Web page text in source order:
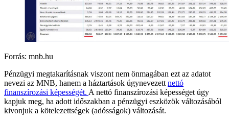
Forrás: mnb.hu
Pénzügyi megtakarításnak viszont nem önmagában ezt az adatot
nevezi az MNB, hanem a háztartások úgynevezett nettó
finanszírozási képességét. A nettó finanszírozási képességet úgy
kapjuk meg, ha adott időszakban a pénzügyi eszközök változásából
kivonjuk a kötelezettségek (adósságok) változását.